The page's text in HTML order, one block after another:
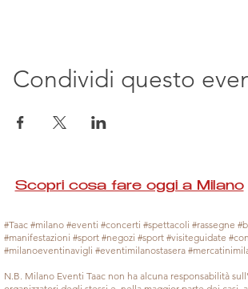
Condividi questo
Scopri cosa fare oggi a Milano
#Taac #milano #eventi #concerti #spettacoli #rassegne
#manifestazioni #sport #negozi #sport #visiteguidate
#milanoeventinavigli #eventimilanostasera
N.B. Milano Eventi Taac non ha alcuna responsabilità